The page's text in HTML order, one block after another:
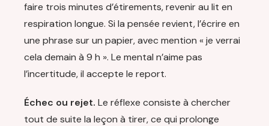
faire trois minutes d’étirements, revenir au lit en
respiration longue. Si la pensée revient, l’écrire en
une phrase sur un papier, avec mention « je verrai
cela demain à 9 h ». Le mental n’aime pas
l’incertitude, il accepte le report.
Échec ou rejet. Le réflexe consiste à chercher
tout de suite la leçon à tirer, ce qui prolonge